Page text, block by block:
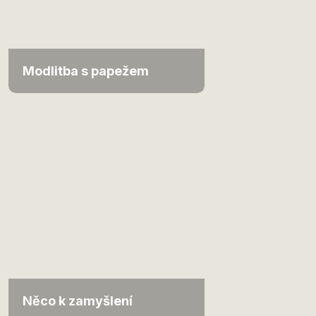
Modlitba s papežem
Něco k zamyšlení